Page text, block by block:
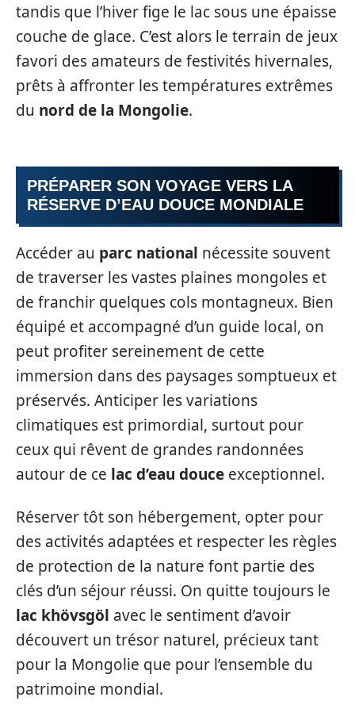
tandis que l’hiver fige le lac sous une épaisse
couche de glace. C’est alors le terrain de jeux
favori des amateurs de festivités hivernales,
prêts à affronter les températures extrêmes
du nord de la Mongolie.
PRÉPARER SON VOYAGE VERS LA
RÉSERVE D’EAU DOUCE MONDIALE
Accéder au parc national nécessite souvent
de traverser les vastes plaines mongoles et
de franchir quelques cols montagneux. Bien
équipé et accompagné d’un guide local, on
peut profiter sereinement de cette
immersion dans des paysages somptueux et
préservés. Anticiper les variations
climatiques est primordial, surtout pour
ceux qui rêvent de grandes randonnées
autour de ce lac d’eau douce exceptionnel.
Réserver tôt son hébergement, opter pour
des activités adaptées et respecter les règles
de protection de la nature font partie des
clés d’un séjour réussi. On quitte toujours le
lac khövsgöl avec le sentiment d’avoir
découvert un trésor naturel, précieux tant
pour la Mongolie que pour l’ensemble du
patrimoine mondial.